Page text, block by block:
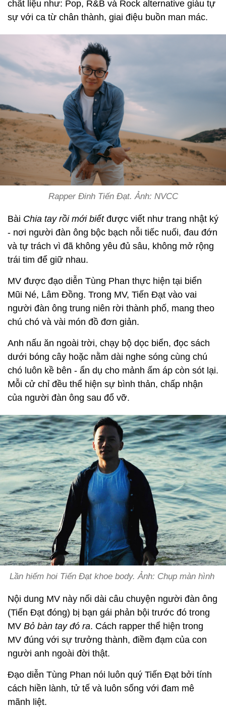
chất liệu như: Pop, R&B và Rock alternative giàu tự
sự với ca từ chân thành, giai điệu buồn man mác.
Rapper Đinh Tiến Đạt. Ảnh: NVCC
Bài Chia tay rồi mới biết được viết như trang nhật ký
- nơi người đàn ông bộc bạch nỗi tiếc nuối, đau đớn
và tự trách vì đã không yêu đủ sâu, không mở rộng
trái tim để giữ nhau.
MV được đạo diễn Tùng Phan thực hiện tại biển
Mũi Né, Lâm Đồng. Trong MV, Tiến Đạt vào vai
người đàn ông trung niên rời thành phố, mang theo
chú chó và vài món đồ đơn giản.
Anh nấu ăn ngoài trời, chạy bộ dọc biển, đọc sách
dưới bóng cây hoặc nằm dài nghe sóng cùng chú
chó luôn kề bên - ẩn dụ cho mảnh ấm áp còn sót lại.
Mỗi cử chỉ đều thể hiện sự bình thản, chấp nhận
của người đàn ông sau đổ vỡ.
Lần hiếm hoi Tiến Đạt khoe body. Ảnh: Chụp màn hình
Nội dung MV này nối dài câu chuyện người đàn ông
(Tiến Đạt đóng) bị bạn gái phản bội trước đó trong
MV Bỏ bàn tay đó ra. Cách rapper thể hiện trong
MV đúng với sự trưởng thành, điềm đạm của con
người anh ngoài đời thật.
Đạo diễn Tùng Phan nói luôn quý Tiến Đạt bởi tính
cách hiền lành, tử tế và luôn sống với đam mê
mãnh liệt.